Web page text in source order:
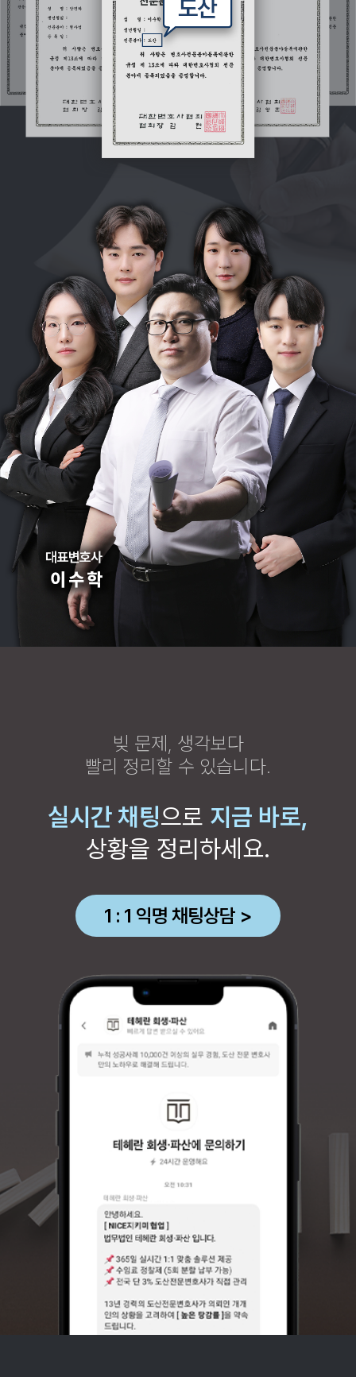
빚 문제, 생각보다
빨리 정리할 수 있습니다.
실시간 채팅으로 지금 바로,
상황을 정리하세요.
1 : 1 익명 채팅상담 >